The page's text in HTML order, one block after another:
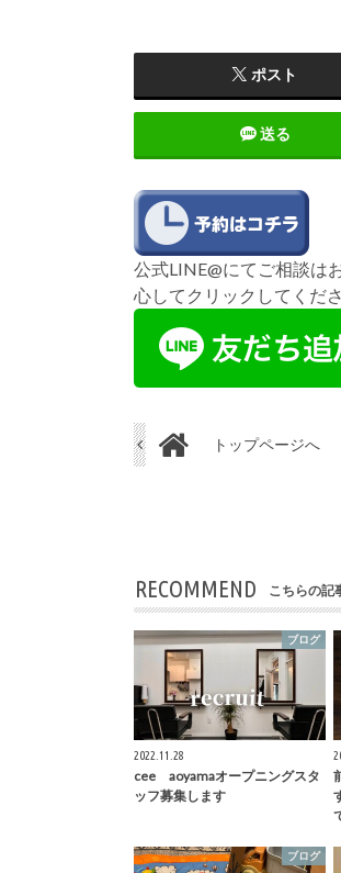
ポスト
送る
公式LINE@にてご相談は
心してクリックしてくださ
トップページへ
RECOMMEND こちらの記
ブログ
2022.11.28
cee aoyamaオープニングスタ
ッフ募集します
ブログ